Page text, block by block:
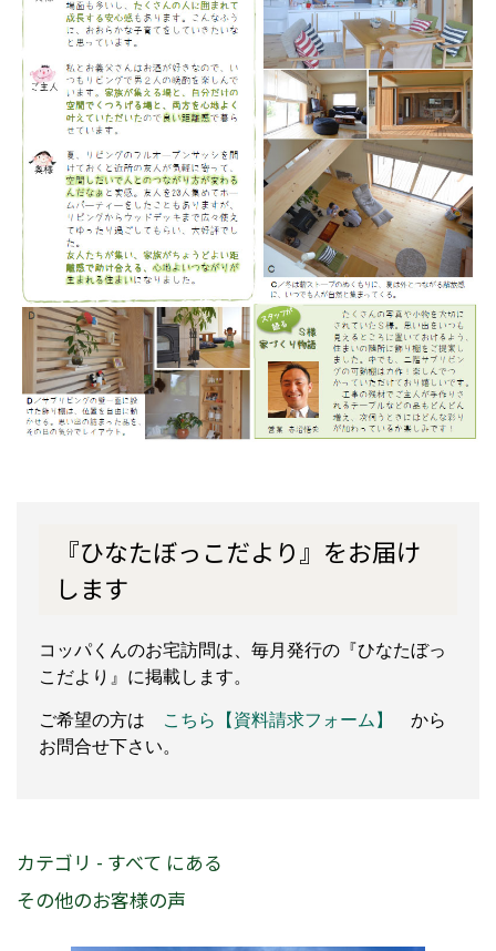
『ひなたぼっこだより』をお届け
します
コッパくんのお宅訪問は、毎月発行の『ひなたぼっ
こだより』に掲載します。
ご希望の方は こちら【資料請求フォーム】
から
お問合せ下さい。
カテゴリ - すべて にある
その他のお客様の声